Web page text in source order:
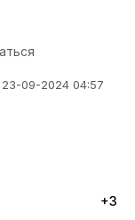
23-09-2024 04:57
+3